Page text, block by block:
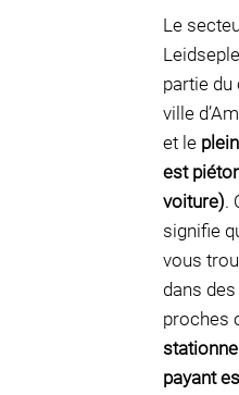
Le
partie du
ville
et le
est
voiture).
signifie
vous
dans
proches
payant